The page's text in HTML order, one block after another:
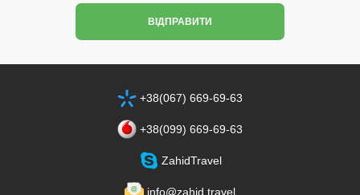
ВІДПРАВИТИ
+38(067) 669-69-63
+38‎(099) 669-69-63
ZahidTravel
info@zahid.travel